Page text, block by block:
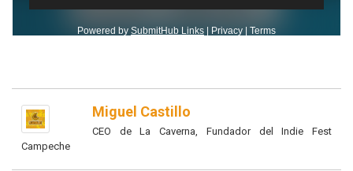
Miguel Castillo
CEO de La Caverna, Fundador del Indie Fest
Campeche